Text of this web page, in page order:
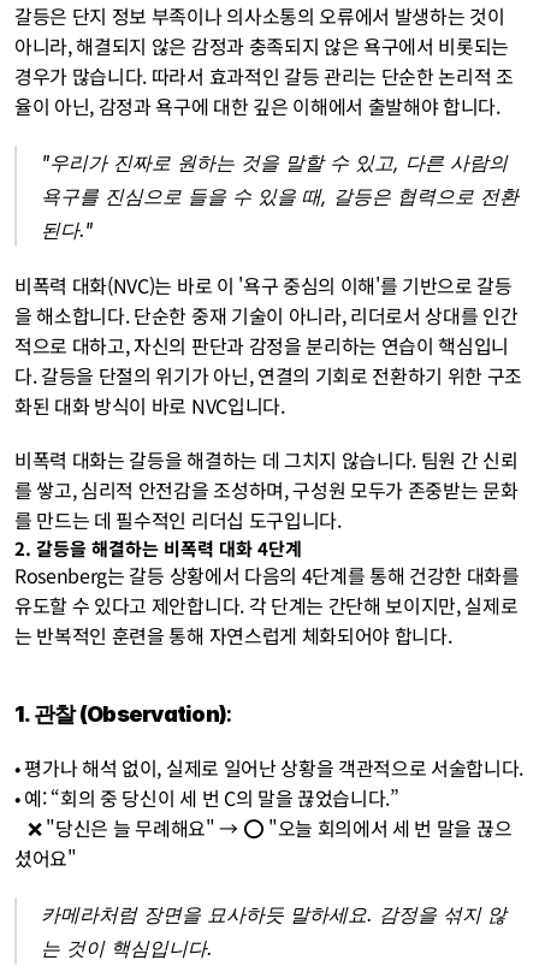
갈등은 단지 정보 부족이나 의사소통의 오류에서 발생하는 것이
아니라, 해결되지 않은 감정과 충족되지 않은 욕구에서 비롯되는
경우가 많습니다. 따라서 효과적인 갈등 관리는 단순한 논리적 조
율이 아닌, 감정과 욕구에 대한 깊은 이해에서 출발해야 합니다.
"우리가 진짜로 원하는 것을 말할 수 있고, 다른 사람의
욕구를 진심으로 들을 수 있을 때, 갈등은 협력으로 전환
된다."
비폭력 대화(NVC)는 바로 이 '욕구 중심의 이해'를 기반으로 갈등
을 해소합니다. 단순한 중재 기술이 아니라, 리더로서 상대를 인간
적으로 대하고, 자신의 판단과 감정을 분리하는 연습이 핵심입니
다. 갈등을 단절의 위기가 아닌, 연결의 기회로 전환하기 위한 구조
화된 대화 방식이 바로 NVC입니다.
비폭력 대화는 갈등을 해결하는 데 그치지 않습니다. 팀원 간 신뢰
를 쌓고, 심리적 안전감을 조성하며, 구성원 모두가 존중받는 문화
를 만드는 데 필수적인 리더십 도구입니다.
2. 갈등을 해결하는 비폭력 대화 4단계
Rosenberg는 갈등 상황에서 다음의 4단계를 통해 건강한 대화를
유도할 수 있다고 제안합니다. 각 단계는 간단해 보이지만, 실제로
는 반복적인 훈련을 통해 자연스럽게 체화되어야 합니다.
1. 관찰 (Observation):
• 평가나 해석 없이, 실제로 일어난 상황을 객관적으로 서술합니다.
• 예: “회의 중 당신이 세 번 C의 말을 끊었습니다.”
   ❌ "당신은 늘 무례해요" → ⭕ "오늘 회의에서 세 번 말을 끊으
셨어요"
카메라처럼 장면을 묘사하듯 말하세요. 감정을 섞지 않
는 것이 핵심입니다.